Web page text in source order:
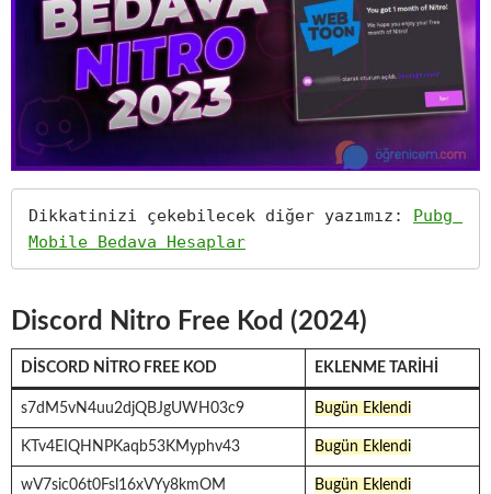
Dikkatinizi çekebilecek diğer yazımız: Pubg
Mobile Bedava Hesaplar
Discord Nitro Free Kod (2024)
DISCORD NITRO FREE KOD EKLENME TARIHI
s7dM5vN4uu2djQBJgUWH03c9 Bugün Eklendi
KTv4EIQHNPKaqb53KMyphv43 Bugün Eklendi
wV7sic06t0Fsl16xVYy8kmOM Bugün Eklendi